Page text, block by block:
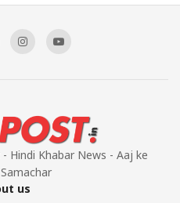
Hindi Khabar News - Aaj ke
us